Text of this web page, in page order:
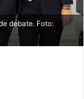
debate. Foto: